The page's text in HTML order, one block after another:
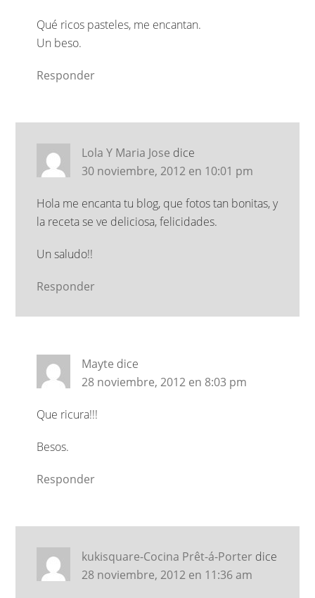
Qué ricos pasteles, me encantan.
Un beso.
Responder
Lola Y Maria Jose dice
30 noviembre, 2012 en 10:01 pm
Hola me encanta tu blog, que fotos tan bonitas, y
la receta se ve deliciosa, felicidades.
Un saludo!!
Responder
Mayte dice
28 noviembre, 2012 en 8:03 pm
Que ricura!!!
Besos.
Responder
kukisquare-Cocina Prêt-á-Porter dice
28 noviembre, 2012 en 11:36 am